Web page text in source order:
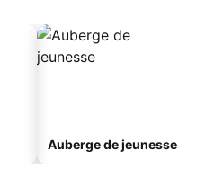
Auberge de jeunesse